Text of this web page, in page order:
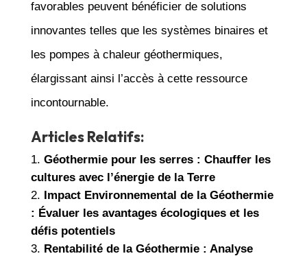
favorables peuvent bénéficier de solutions
innovantes telles que les systèmes binaires et
les pompes à chaleur géothermiques,
élargissant ainsi l’accès à cette ressource
incontournable.
Articles Relatifs:
Géothermie pour les serres : Chauffer les
cultures avec l’énergie de la Terre
Impact Environnemental de la Géothermie
: Évaluer les avantages écologiques et les
défis potentiels
Rentabilité de la Géothermie : Analyse